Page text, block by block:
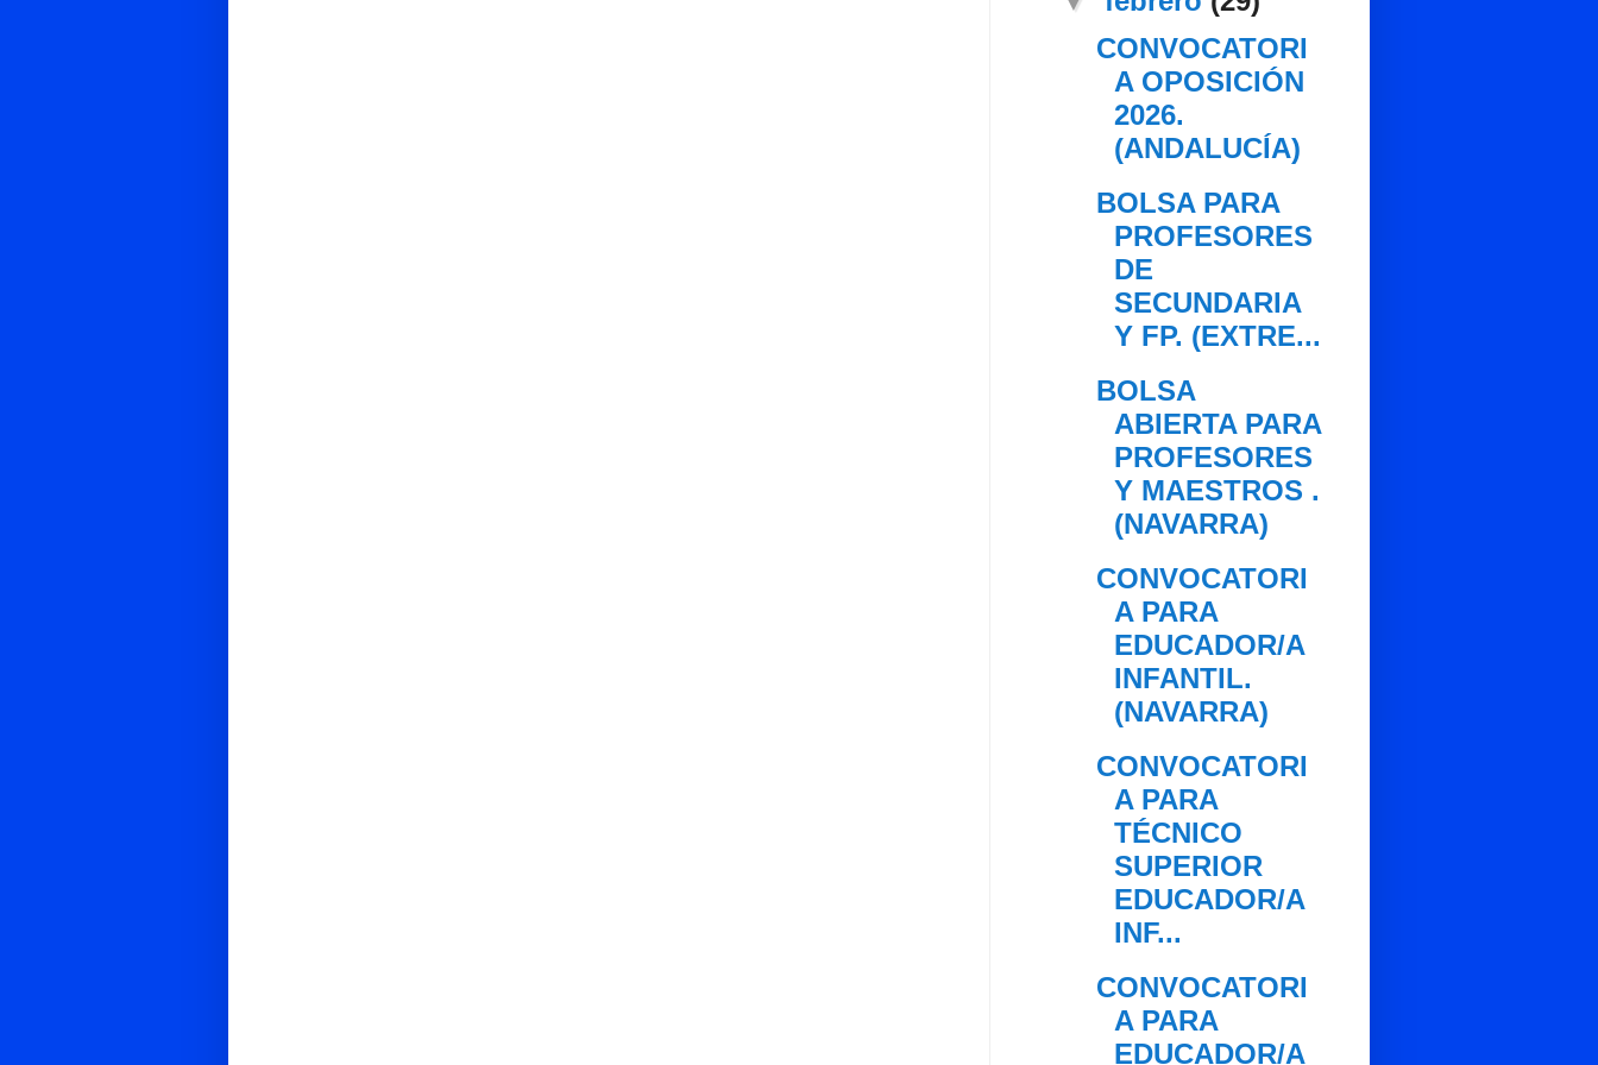
CONVOCATORI
A OPOSICIÓN
2026.
(ANDALUCÍA)
BOLSA PARA
PROFESORES
DE
SECUNDARIA
Y FP. (EXTRE...
BOLSA
ABIERTA PARA
PROFESORES
Y MAESTROS .
(NAVARRA)
CONVOCATORI
A PARA
EDUCADOR/A
INFANTIL.
(NAVARRA)
CONVOCATORI
A PARA
TÉCNICO
SUPERIOR
EDUCADOR/A
INF...
CONVOCATORI
A PARA
EDUCADOR/A